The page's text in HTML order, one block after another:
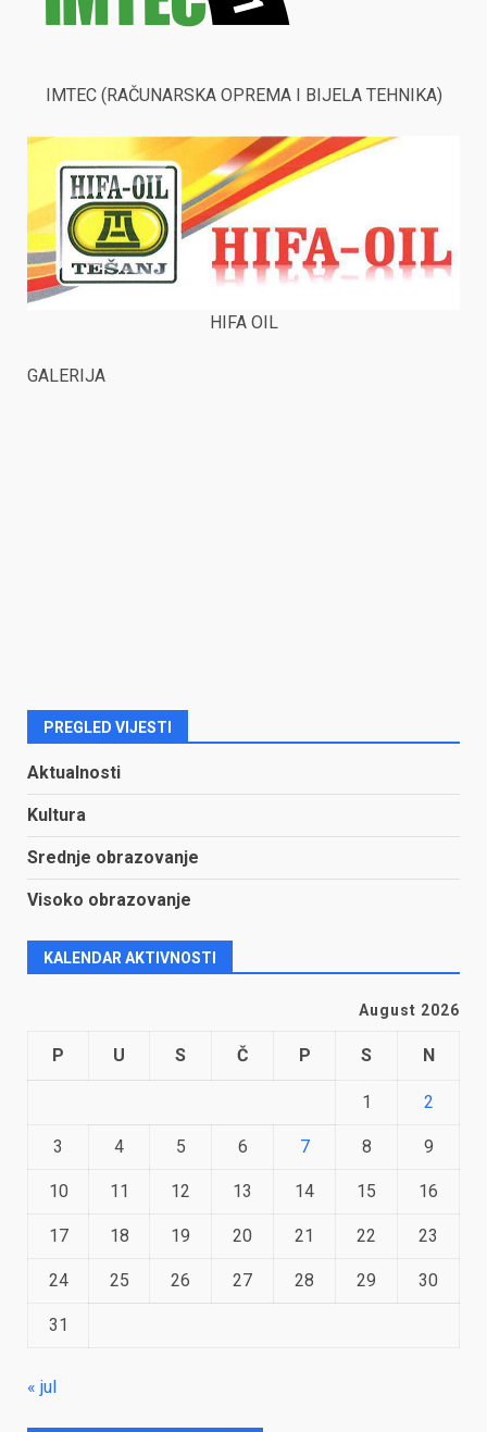
IMTEC (RAČUNARSKA OPREMA I BIJELA TEHNIKA)
HIFA OIL
GALERIJA
PREGLED VIJESTI
Aktualnosti
Kultura
Srednje obrazovanje
Visoko obrazovanje
KALENDAR AKTIVNOSTI
August 2026
P U S Č P S N
1 2
3 4 5 6 7 8 9
10 11 12 13 14 15 16
17 18 19 20 21 22 23
24 25 26 27 28 29 30
31
« jul